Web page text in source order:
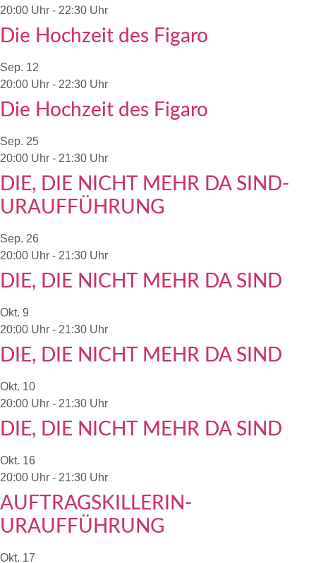
20:00 Uhr - 22:30 Uhr
Die Hochzeit des Figaro
Sep. 12
20:00 Uhr - 22:30 Uhr
Die Hochzeit des Figaro
Sep. 25
20:00 Uhr - 21:30 Uhr
DIE, DIE NICHT MEHR DA SIND-
URAUFFÜHRUNG
Sep. 26
20:00 Uhr - 21:30 Uhr
DIE, DIE NICHT MEHR DA SIND
Okt. 9
20:00 Uhr - 21:30 Uhr
DIE, DIE NICHT MEHR DA SIND
Okt. 10
20:00 Uhr - 21:30 Uhr
DIE, DIE NICHT MEHR DA SIND
Okt. 16
20:00 Uhr - 21:30 Uhr
AUFTRAGSKILLERIN-
URAUFFÜHRUNG
Okt. 17